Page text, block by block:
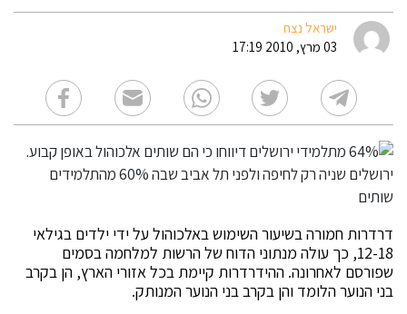
ישראל נצח
03 מרץ, 2010 17:19
דרדרות חמורה בשיעור השימוש באלכוהול על ידי ילדים בגילאי
12-18, כך עולה מנתוני הדוח של הרשות למלחמה בסמים
שפורסם לאחרונה. ההידרדרות קיימת בכל אזורי הארץ, הן בקרב
בני הנוער הלומד והן בקרב בני הנוער המנותק.